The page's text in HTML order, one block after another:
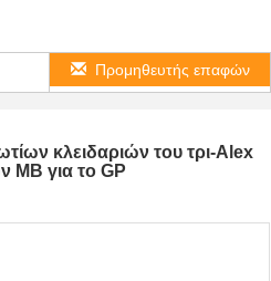
Προμηθευτής επαφών
κλειδαριών του τρι-Alex
ΜΒ για το GP